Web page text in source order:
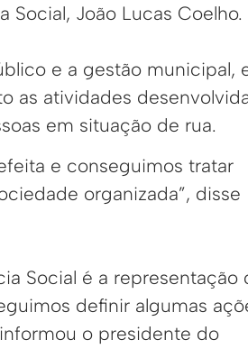
João Lucas Coelho.
e a gestão municipal,
as atividades
em situação de rua.
e conseguimos tratar
organizada”, disse
Social é a representação
definir algumas
o presidente do